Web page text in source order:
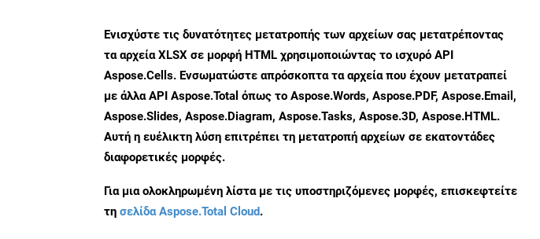
Ενισχύστε τις δυνατότητες μετατροπής των αρχείων σας μετατρέποντας
τα αρχεία XLSX σε μορφή HTML χρησιμοποιώντας το ισχυρό API
Aspose.Cells. Ενσωματώστε απρόσκοπτα τα αρχεία που έχουν μετατραπεί
με άλλα API Aspose.Total όπως το Aspose.Words, Aspose.PDF, Aspose.Email,
Aspose.Slides, Aspose.Diagram, Aspose.Tasks, Aspose.3D, Aspose.HTML.
Αυτή η ευέλικτη λύση επιτρέπει τη μετατροπή αρχείων σε εκατοντάδες
διαφορετικές μορφές.
Για μια ολοκληρωμένη λίστα με τις υποστηριζόμενες μορφές, επισκεφτείτε
τη σελίδα Aspose.Total Cloud.